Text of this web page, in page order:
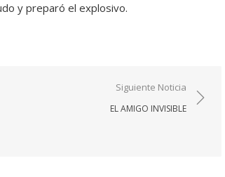
y preparó el explosivo.
Siguiente Noticia
EL AMIGO INVISIBLE